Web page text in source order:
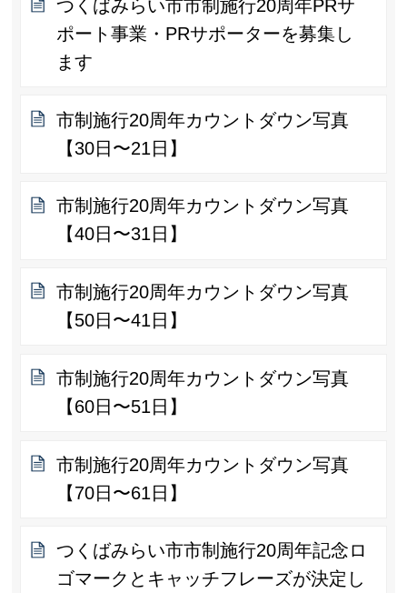
つくばみらい市市制施行20周年PRサ
ポート事業・PRサポーターを募集し
ます
市制施行20周年カウントダウン写真
【30日〜21日】
市制施行20周年カウントダウン写真
【40日〜31日】
市制施行20周年カウントダウン写真
【50日〜41日】
市制施行20周年カウントダウン写真
【60日〜51日】
市制施行20周年カウントダウン写真
【70日〜61日】
つくばみらい市市制施行20周年記念ロ
ゴマークとキャッチフレーズが決定し